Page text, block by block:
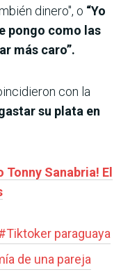
dinero", o “Yo
pongo como las
más caro”.
con la
su plata en
Sanabria! El
Tiktoker paraguaya
de una pareja